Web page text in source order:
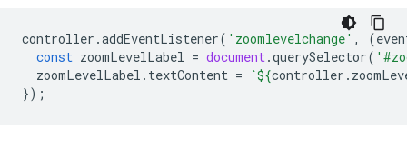
controller .addEventListener( 'zoomlevelchange' , (
const zoomLevelLabel = document.querySelector(
zoomLevelLabel . textContent = `${controller .
});